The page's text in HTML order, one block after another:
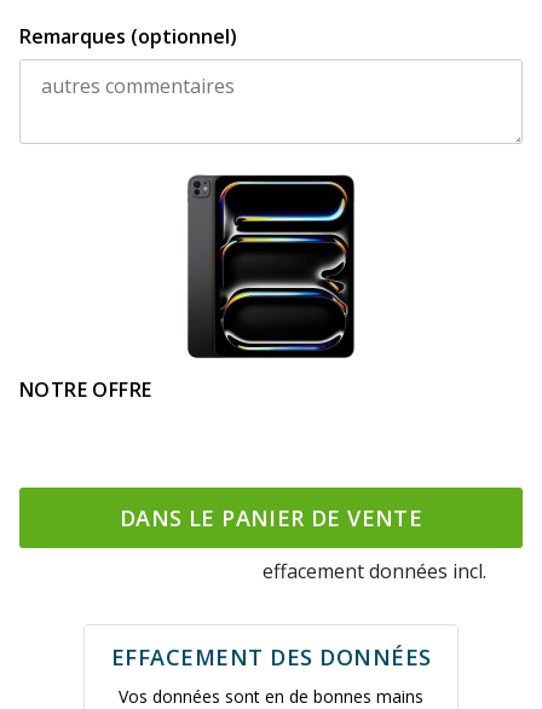
Remarques (optionnel)
NOTRE OFFRE
DANS LE PANIER DE VENTE
effacement données incl.
EFFACEMENT DES DONNÉES
Vos données sont en de bonnes mains